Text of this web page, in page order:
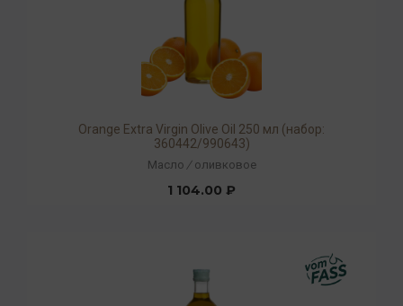
Orange Extra Virgin Olive Oil 250 мл (набор:
360442/990643)
Масло / оливковое
1 104.00 ₽